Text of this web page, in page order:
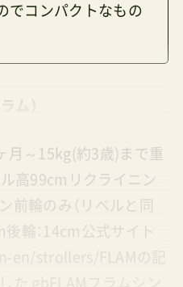
でコンパクトなもの
ム）
月～15kg(約3歳)まで重
高99cmリクライニン
前輪のみ（リベルと同
後輪：14cm公式サイト